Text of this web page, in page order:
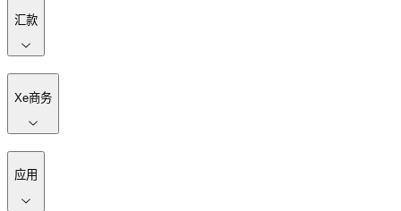
汇款
Xe商务
应用